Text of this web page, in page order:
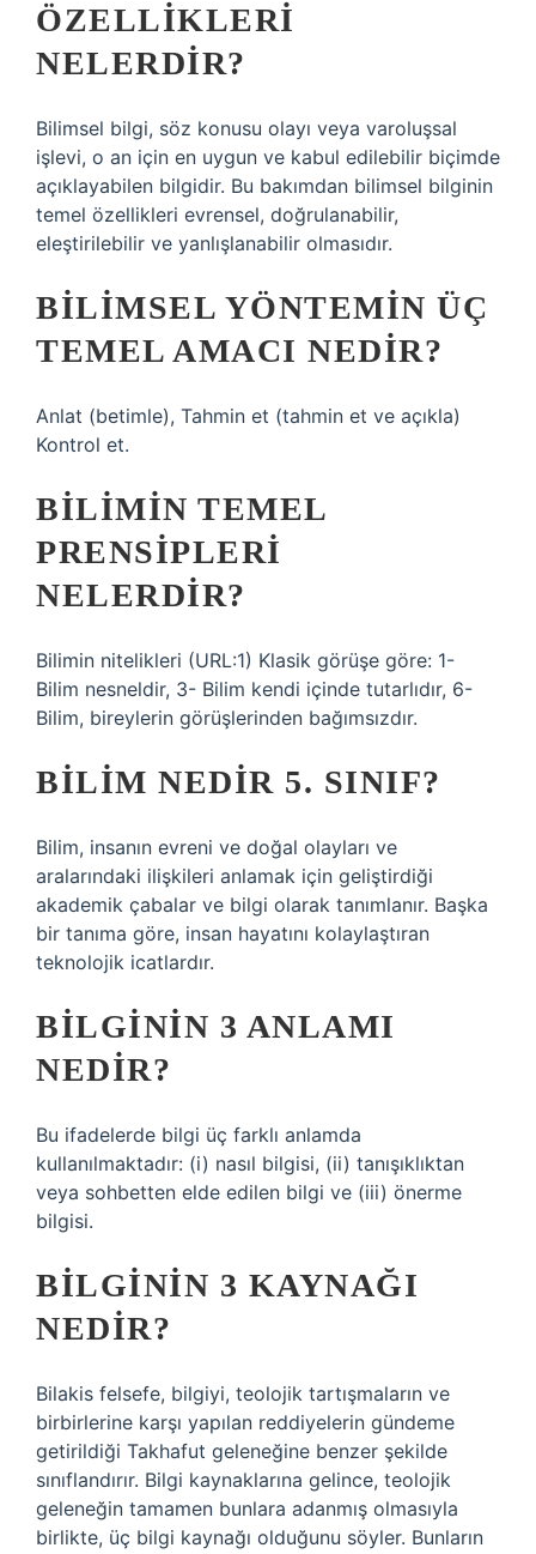
ÖZELLIKLERI
NELERDIR?
Bilimsel bilgi, söz konusu olayı veya varoluşsal
işlevi, o an için en uygun ve kabul edilebilir biçimde
açıklayabilen bilgidir. Bu bakımdan bilimsel bilginin
temel özellikleri evrensel, doğrulanabilir,
eleştirilebilir ve yanlışlanabilir olmasıdır.
BILIMSEL YÖNTEMIN ÜÇ
TEMEL AMACI NEDIR?
Anlat (betimle), Tahmin et (tahmin et ve açıkla)
Kontrol et.
BILIMIN TEMEL
PRENSIPLERI
NELERDIR?
Bilimin nitelikleri (URL:1) Klasik görüşe göre: 1-
Bilim nesneldir, 3- Bilim kendi içinde tutarlıdır, 6-
Bilim, bireylerin görüşlerinden bağımsızdır.
BILIM NEDIR 5. SINIF?
Bilim, insanın evreni ve doğal olayları ve
aralarındaki ilişkileri anlamak için geliştirdiği
akademik çabalar ve bilgi olarak tanımlanır. Başka
bir tanıma göre, insan hayatını kolaylaştıran
teknolojik icatlardır.
BILGININ 3 ANLAMI
NEDIR?
Bu ifadelerde bilgi üç farklı anlamda
kullanılmaktadır: (i) nasıl bilgisi, (ii) tanışıklıktan
veya sohbetten elde edilen bilgi ve (iii) önerme
bilgisi.
BILGININ 3 KAYNAĞI
NEDIR?
Bilakis felsefe, bilgiyi, teolojik tartışmaların ve
birbirlerine karşı yapılan reddiyelerin gündeme
getirildiği Takhafut geleneğine benzer şekilde
sınıflandırır. Bilgi kaynaklarına gelince, teolojik
geleneğin tamamen bunlara adanmış olmasıyla
birlikte, üç bilgi kaynağı olduğunu söyler. Bunların